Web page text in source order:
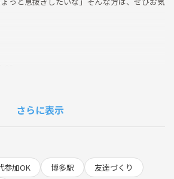
びり開催します
さらに表示
参加OK 博多駅
友達づくり